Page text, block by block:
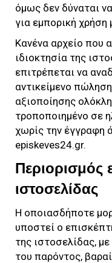
όμως δεν δύναται
για εμπορική
Κανένα αρχείο που
ιδιοκτησία της
επιτρέπεται να
αντικείμενο
αξιοποίησης
τροποποιημένο σε
χωρίς την έγγραφη
episkeves24.gr.
Περιορισμός
ιστοσελίδας
Η οποιασδήποτε
υποστεί ο
της ιστοσελίδας,
του παρόντος,